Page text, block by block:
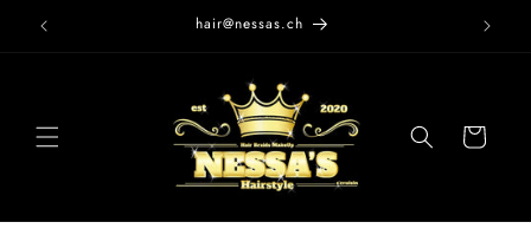
zum
hair@nessas.ch
Warenkorb